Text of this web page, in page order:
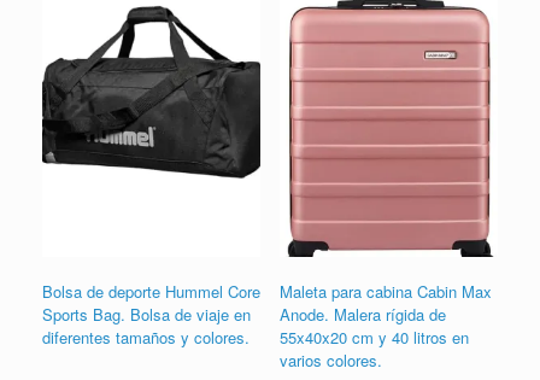
Bolsa de deporte Hummel Core
Sports Bag. Bolsa de viaje en
diferentes tamaños y colores.
Maleta para cabina Cabin Max
Anode. Malera rígida de
55x40x20 cm y 40 litros en
varios colores.